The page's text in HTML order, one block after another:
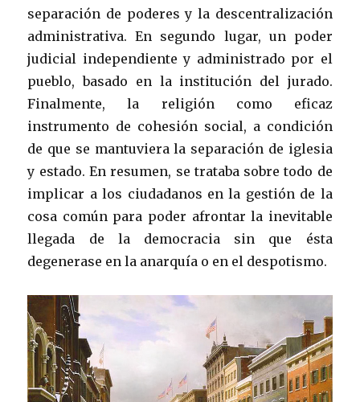
separación de poderes y la descentralización
administrativa. En segundo lugar, un poder
judicial independiente y administrado por el
pueblo, basado en la institución del jurado.
Finalmente, la religión como eficaz
instrumento de cohesión social, a condición
de que se mantuviera la separación de iglesia
y estado. En resumen, se trataba sobre todo de
implicar a los ciudadanos en la gestión de la
cosa común para poder afrontar la inevitable
llegada de la democracia sin que ésta
degenerase en la anarquía o en el despotismo.